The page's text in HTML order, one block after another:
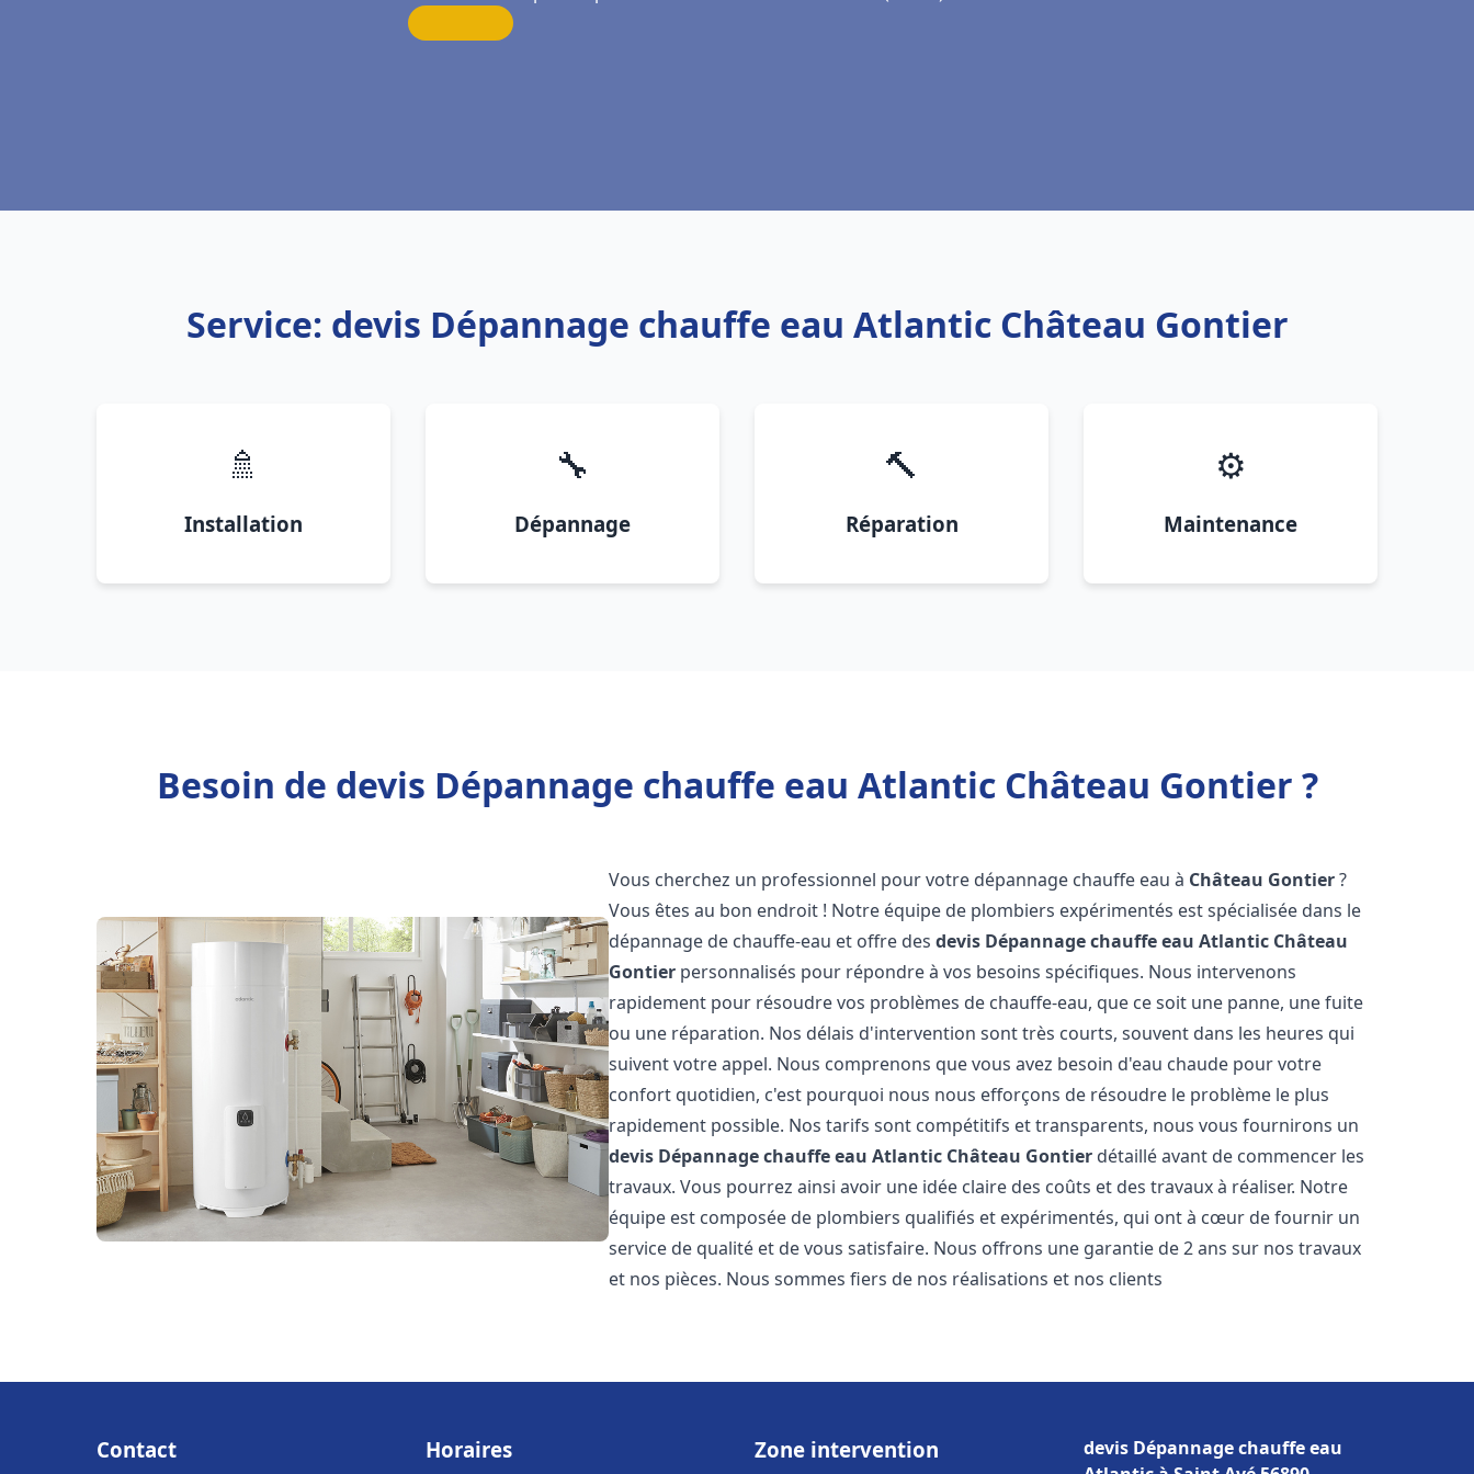
Service: devis Dépannage chauffe eau Atlantic Château Gontier
🚿
Installation
🔧
Dépannage
🔨
Réparation
⚙️
Maintenance
Besoin de devis Dépannage chauffe eau Atlantic Château Gontier ?
Vous cherchez un professionnel pour votre dépannage chauffe eau à Château Gontier?
Vous êtes au bon endroit ! Notre équipe de plombiers expérimentés est spécialisée dans le
dépannage de chauffe-eau et offre desdevis Dépannage chauffe eau Atlantic Château
Gontier personnalisés pour répondre à vos besoins spécifiques. Nous intervenons
rapidement pour résoudre vos problèmes de chauffe-eau, que ce soit une panne, une fuite
ou une réparation. Nos délais d'intervention sont très courts, souvent dans les heures qui
suivent votre appel. Nous comprenons que vous avez besoin d'eau chaude pour votre
confort quotidien, c'est pourquoi nous nous efforçons de résoudre le problème le plus
rapidement possible. Nos tarifs sont compétitifs et transparents, nous vous fournirons un
devis Dépannage chauffe eau Atlantic Château Gontier détaillé avant de commencer les
travaux. Vous pourrez ainsi avoir une idée claire des coûts et des travaux à réaliser. Notre
équipe est composée de plombiers qualifiés et expérimentés, qui ont à cœur de fournir un
service de qualité et de vous satisfaire. Nous offrons une garantie de 2 ans sur nos travaux
et nos pièces. Nous sommes fiers de nos réalisations et nos clients
Contact Horaires Zone intervention
devis Dépannage chauffe eau